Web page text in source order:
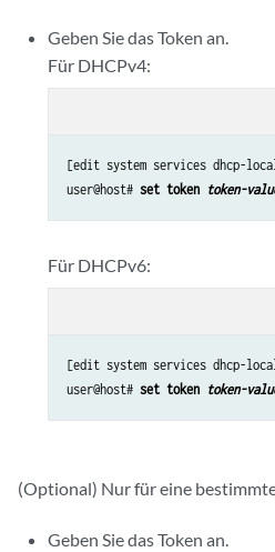
Geben Sie das Token an.
Für DHCPv4:
[edit system services dhcp-
user@host# set token token-
Für DHCPv6:
[edit system services dhcp-
user@host# set token token-
(Optional) Nur für eine
Geben Sie das Token an.